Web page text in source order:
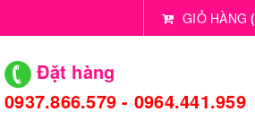
GIỎ HÀNG (
Đặt hàng
0937.866.579 - 0964.441.959